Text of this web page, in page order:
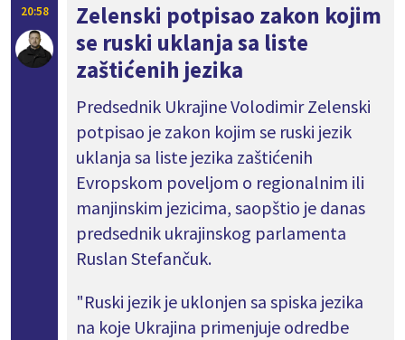
20:58
Zelenski potpisao zakon kojim
se ruski uklanja sa liste
zaštićenih jezika
Predsednik Ukrajine Volodimir Zelenski
potpisao je zakon kojim se ruski jezik
uklanja sa liste jezika zaštićenih
Evropskom poveljom o regionalnim ili
manjinskim jezicima, saopštio je danas
predsednik ukrajinskog parlamenta
Ruslan Stefančuk.
"Ruski jezik je uklonjen sa spiska jezika
na koje Ukrajina primenjuje odredbe